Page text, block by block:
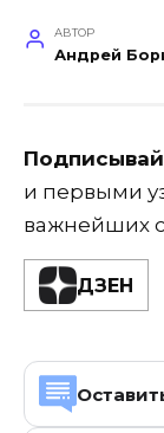
АВТОР
Андрей
и первыми
важнейших
ДЗЕН